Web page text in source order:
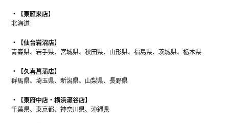
【東雁来店】
北海道
【仙台岩沼店】
青森県、岩手県、宮城県、秋田県、山形県、福島県、茨城県、栃木県
【久喜菖蒲店】
群馬県、埼玉県、新潟県、山梨県、長野県
【東府中店・横浜瀬谷店】
千葉県、東京都、神奈川県、沖縄県